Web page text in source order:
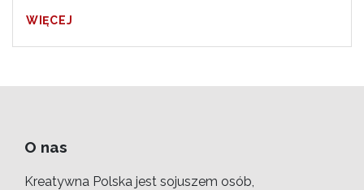
WIĘCEJ
O nas
Kreatywna Polska jest sojuszem osób,